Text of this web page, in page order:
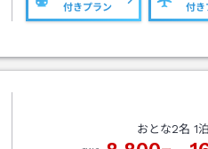
付きプラン 付き
おとな2名 1泊